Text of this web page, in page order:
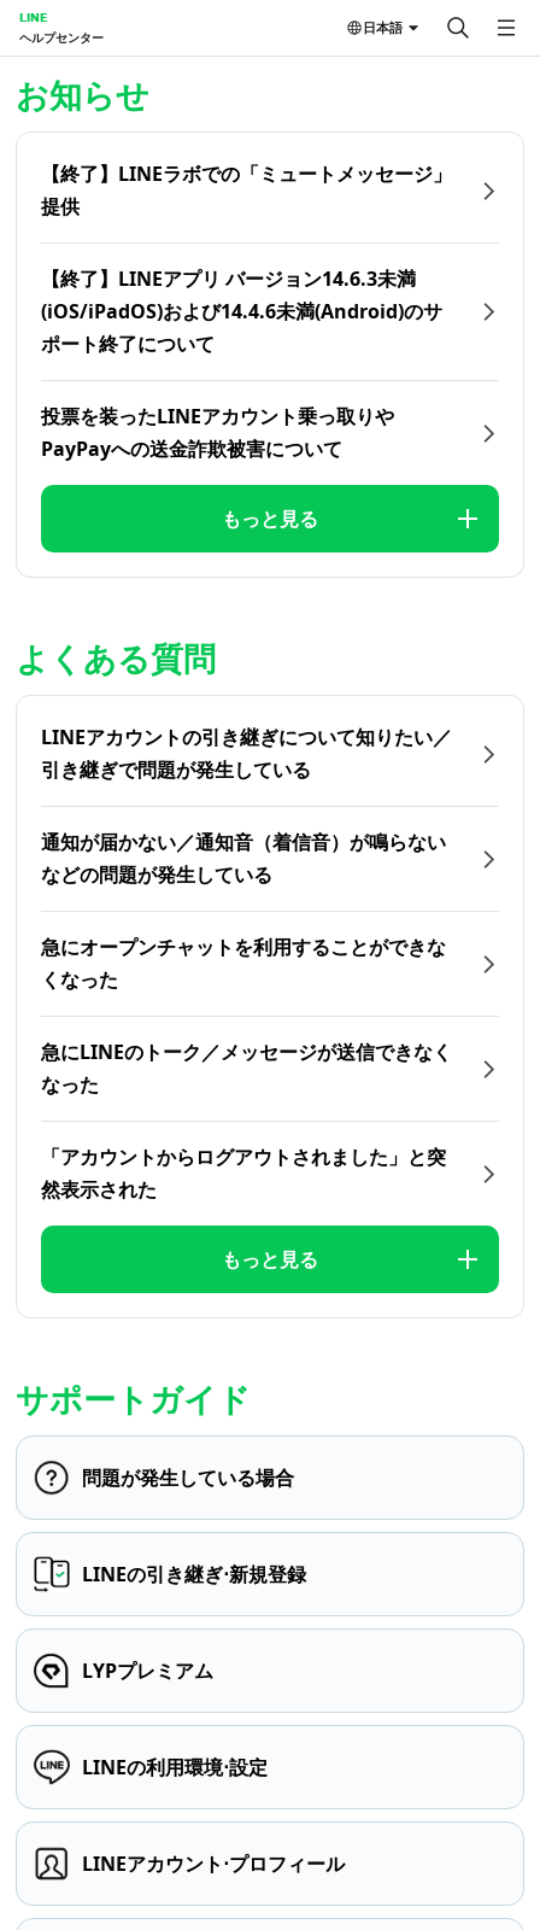
LINE
ヘルプセンター
日本語
お知らせ
【終了】LINEラボでの「ミュートメッセージ」
提供
【終了】LINEアプリ バージョン14.6.3未満
(iOS/iPadOS)および14.4.6未満(Android)のサ
ポート終了について
投票を装ったLINEアカウント乗っ取りや
PayPayへの送金詐欺被害について
もっと見る
よくある質問
LINEアカウントの引き継ぎについて知りたい／
引き継ぎで問題が発生している
通知が届かない／通知音（着信音）が鳴らない
などの問題が発生している
急にオープンチャットを利用することができな
くなった
急にLINEのトーク／メッセージが送信できなく
なった
「アカウントからログアウトされました」と突
然表示された
もっと見る
サポートガイド
問題が発生している場合
LINEの引き継ぎ⋅新規登録
LYPプレミアム
LINEの利用環境⋅設定
LINEアカウント⋅プロフィール